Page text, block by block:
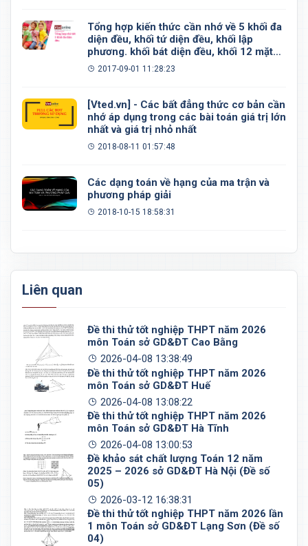
Tổng hợp kiến thức cần nhớ về 5 khối đa
diện đều, khối tứ diện đều, khối lập
phương. khối bát diện đều, khối 12 mặt
đều, khối 20 mặt đều
2017-09-01 11:28:23
[Vted.vn] - Các bất đẳng thức cơ bản cần
nhớ áp dụng trong các bài toán giá trị lớn
nhất và giá trị nhỏ nhất
2018-08-11 01:57:48
Các dạng toán về hạng của ma trận và
phương pháp giải
2018-10-15 18:58:31
Liên quan
Đề thi thử tốt nghiệp THPT năm 2026
môn Toán sở GD&ĐT Cao Bằng
2026-04-08 13:38:49
Đề thi thử tốt nghiệp THPT năm 2026
môn Toán sở GD&ĐT Huế
2026-04-08 13:08:22
Đề thi thử tốt nghiệp THPT năm 2026
môn Toán sở GD&ĐT Hà Tĩnh
2026-04-08 13:00:53
Đề khảo sát chất lượng Toán 12 năm
2025 – 2026 sở GD&ĐT Hà Nội (Đề số
05)
2026-03-12 16:38:31
Đề thi thử tốt nghiệp THPT năm 2026 lần
1 môn Toán sở GD&ĐT Lạng Sơn (Đề số
04)